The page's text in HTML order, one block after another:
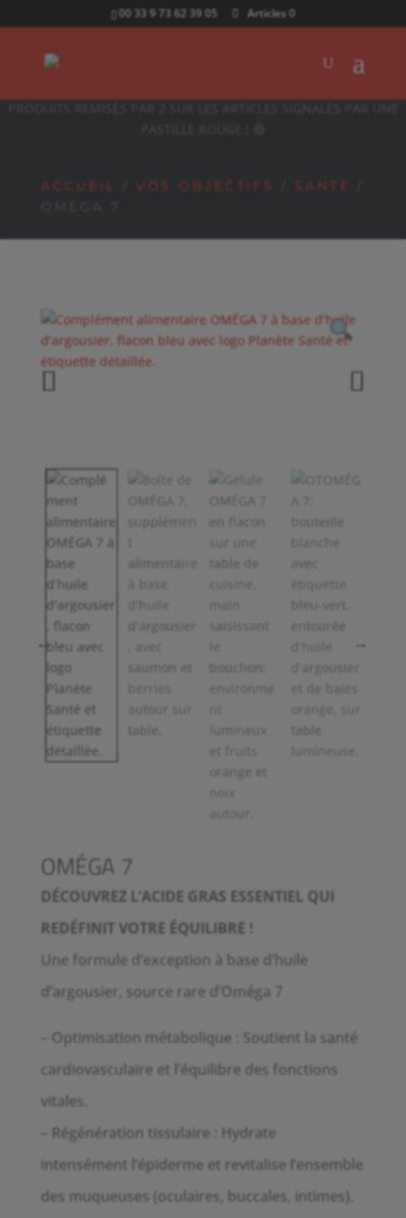
00 33 9 73 62 39 05 Articles 0
ACCUEIL VOS OBJECTIFS SANTÉ
OMÉGA 7
DÉCOUVREZ L’ACIDE GRAS ESSENTIEL QUI
REDÉFINIT VOTRE ÉQUILIBRE !
Une formule d’exception à base d’huile
d’argousier, source rare d’Oméga 7
– Optimisation métabolique : Soutient la santé
cardiovasculaire et l’équilibre des fonctions
vitales.
– Régénération tissulaire : Hydrate
intensément l’épiderme et revitalise l’ensemble
des muqueuses (oculaires, buccales, intimes).